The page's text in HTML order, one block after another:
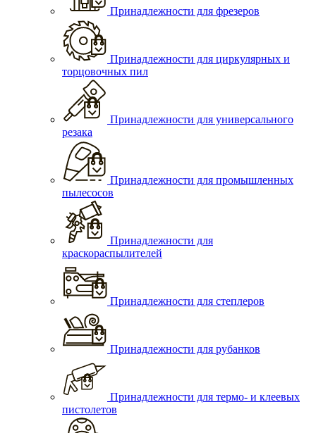
Принадлежности для фрезеров
Принадлежности для циркулярных и
торцовочных пил
Принадлежности для универсального
резака
Принадлежности для промышленных
пылесосов
Принадлежности для
краскораспылителей
Принадлежности для степлеров
Принадлежности для рубанков
Принадлежности для термо- и клеевых
пистолетов